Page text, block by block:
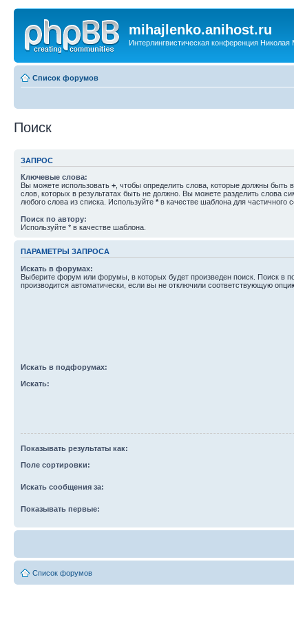
mihajlenko.anihost.ru
Интерлингвистическая конференция Николая
Список форумов
Поиск
ЗАПРОС
Ключевые слова:
Вы можете использовать + , чтобы определить слова, которые должны быть
слов, которых в результатах быть не должно. Вы можете разделить слова
любого слова из списка. Используйте * в качестве шаблона для частичного
Поиск по автору:
Используйте * в качестве шаблона.
ПАРАМЕТРЫ ЗАПРОСА
Искать в форумах:
Выберите форум или форумы, в которых будет произведен поиск. Поиск в
производится автоматически, если вы не отключили соответствующую
Искать в подфорумах:
Искать:
Показывать результаты как:
Поле сортировки:
Искать сообщения за:
Показывать первые:
Список форумов